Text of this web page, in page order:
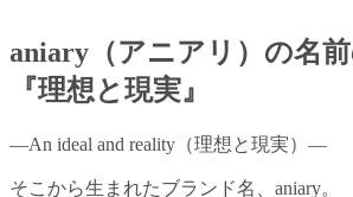
aniary（アニアリ）の名前
『理想と現実』
―An ideal and reality（理想と現実）―
そこから生まれたブランド名、aniary。